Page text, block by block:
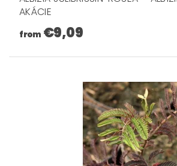
AKÁCIE
from €9,09